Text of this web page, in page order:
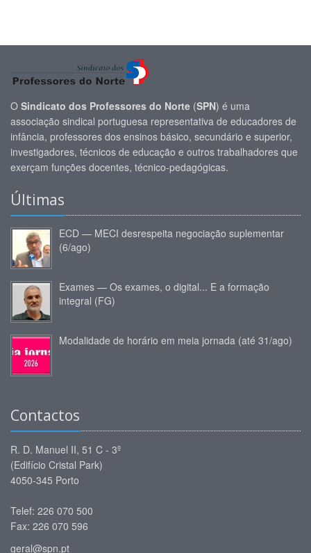
O Sindicato dos Professores do Norte (SPN) é uma
associação sindical portuguesa representativa de educadores de
infância, professores dos ensinos básico, secundário e superior,
investigadores, técnicos de educação e outros trabalhadores que
exerçam funções docentes, técnico-pedagógicas.
Últimas
ECD — MECI desrespeita negociação suplementar
(6/ago)
Exames — Os exames, o digital... E a formação
integral (FG)
Modalidade de horário em meia jornada (até 31/ago)
Contactos
R. D. Manuel II, 51 C - 3º
(Edifício Cristal Park)
4050-345 Porto
Telef: 226 070 500
Fax: 226 070 596
geral@spn.pt